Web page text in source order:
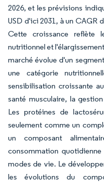
2026, et les prévisions
USD d'ici 2031, à un CAGR
Cette croissance reflète
nutritionnel et
marché évolue d'un
une catégorie
sensibilisation croissante
santé musculaire, la
Les protéines de
seulement comme un
un composant
consommation
modes de vie. Le
les évolutions du